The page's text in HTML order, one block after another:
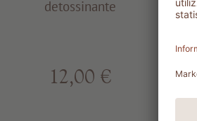
detossinante
12,00 €